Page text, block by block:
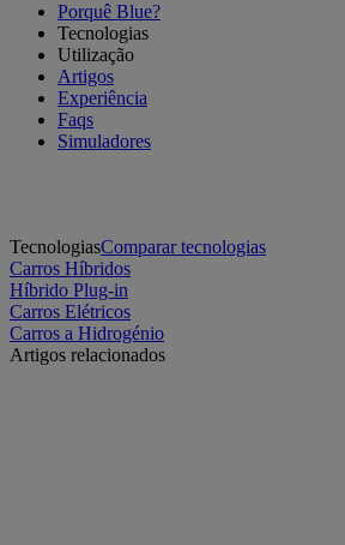
Porquê Blue?
Tecnologias
Utilização
Artigos
Experiência
Faqs
Simuladores
TecnologiasComparar tecnologias
Carros Híbridos
Híbrido Plug-in
Carros Elétricos
Carros a Hidrogénio
Artigos relacionados